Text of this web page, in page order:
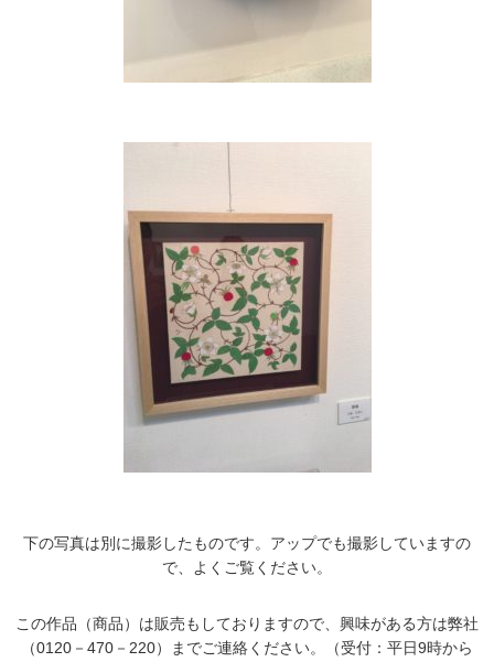
下の写真は別に撮影したものです。アップでも撮影していますの
で、よくご覧ください。
この作品（商品）は販売もしておりますので、興味がある方は弊社
（0120－470－220）までご連絡ください。（受付：平日9時から